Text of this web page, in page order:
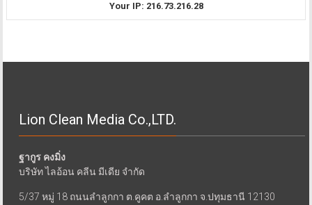
Your IP: 216.73.216.28
Lion Clean Media Co.,LTD.
ฐากูร คงมิ่ง
บริษัท ไลอ้อน คลีน มีเดีย จำกัด
5/37 หมู่ 18 ถนนลำลูกกา ต.คูคต อ.ลำลูกกา จ.ปทุมธานี 12130